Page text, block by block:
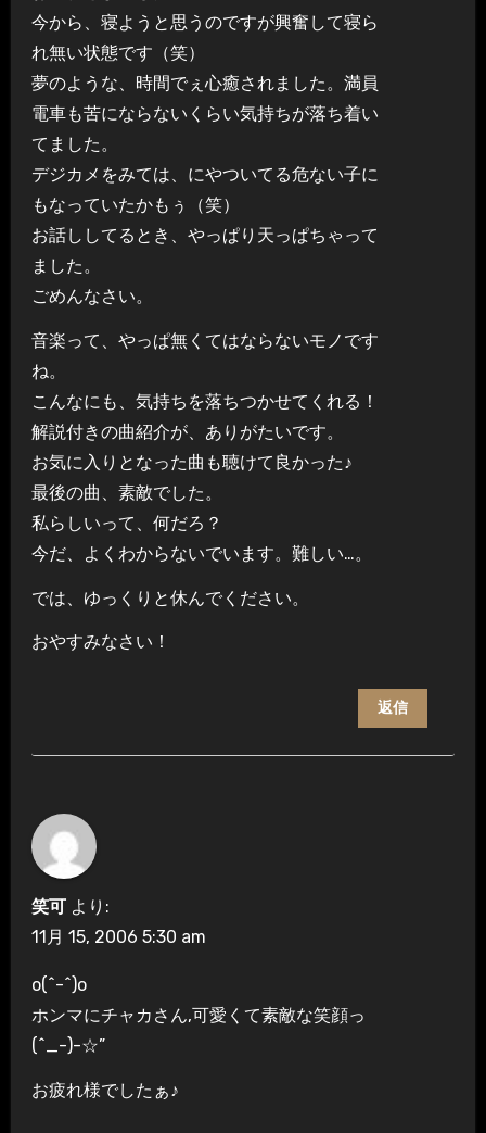
今から、寝ようと思うのですが興奮して寝ら
れ無い状態です（笑）
夢のような、時間でぇ心癒されました。満員
電車も苦にならないくらい気持ちが落ち着い
てました。
デジカメをみては、にやついてる危ない子に
もなっていたかもぅ（笑）
お話ししてるとき、やっぱり天っぱちゃって
ました。
ごめんなさい。
音楽って、やっぱ無くてはならないモノです
ね。
こんなにも、気持ちを落ちつかせてくれる！
解説付きの曲紹介が、ありがたいです。
お気に入りとなった曲も聴けて良かった♪
最後の曲、素敵でした。
私らしいって、何だろ？
今だ、よくわからないでいます。難しい…。
では、ゆっくりと休んでください。
おやすみなさい！
返信
笑可 より:
11月 15, 2006 5:30 am
o(^-^)o
ホンマにチャカさん,可愛くて素敵な笑顔っ
(^_-)-☆”
お疲れ様でしたぁ♪